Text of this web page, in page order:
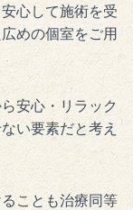
心して施術を受
めの個室をご用
安心・リラック
い要素だと考え
ことも治療同等